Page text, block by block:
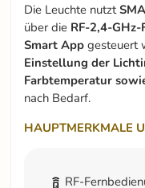
Die Leuchte nutzt
über die RF-2,4-
Smart App gesteuert
Einstellung der
Farbtemperatur
nach Bedarf.
HAUPTMERKMALE
RF-